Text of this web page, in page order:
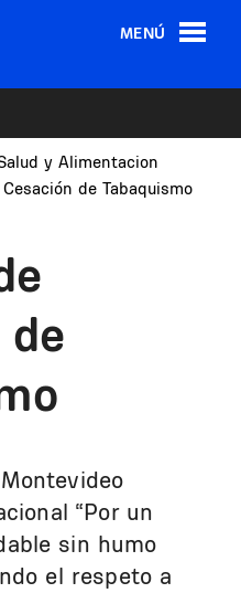
MENÚ
y Alimentacion
de Tabaquismo
“Por un
sin humo
el respeto a